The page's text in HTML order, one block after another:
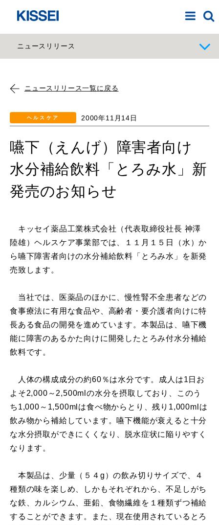
ニュースリリース
ニュースリリース一覧に戻る
ヘルスケア 2000年11月14日
嚥下（えんげ）障害者向け
水分補給飲料「とろみ水」新
発売のお知らせ
キッセイ薬品工業株式会社（代表取締役社長 神澤
陸雄）ヘルスケア事業部では、１１月１５日（水）か
ら嚥下障害者向けの水分補給飲料「とろみ水」を新発
売致します。
当社では、医薬品のほかに、慢性腎不全患者などの
食事療法に有用な食品や、高齢者・要介護者向けに特
長ある食品の開発を進めています。本製品は、嚥下機
能に障害のあるかた向けに開発したとろみ付水分補給
飲料です。
人体の構成成分の約60％は水分です。成人は1日お
よそ2,000～2,500mlの水分を摂取しており、このう
ち1,000～1,500mlは食べ物からとり、残り1,000mlは
飲み物から補給しています。嚥下機能が衰えると十分
な水分摂取ができにくくなり、脱水症状に陥りやすく
なります。
本製品は、少量（５４g）の飲み切りサイズで、４
種類の味を楽しめ、しかもそれぞれから、不足しがち
な鉄、カルシウム、亜鉛、食物繊維を１種類ずつ補給
することができます。また、現在使用されているとろ